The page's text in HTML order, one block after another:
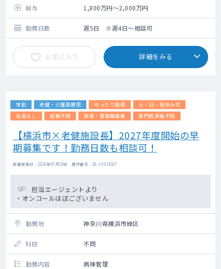
給与 1,800万円～2,000万円
勤務日数 週5日 ※週4日～相談可
お気に入り 詳細をみる
常勤 老健・介護医療院 ゆったり勤務
土・日・祝休み可
当直なし
経験不問 院長・管理職募集 専門医資格不問
【横浜市×老健施設長】2027年度開始の早
期募集です！勤務日数も相談可！
掲載更新日 : 2026年07月28日 案件番号 : 26-JV314167
担当エージェントより
・オンコールほぼございません
勤務地 神奈川県横浜市緑区
科目 不問
勤務内容 病棟管理